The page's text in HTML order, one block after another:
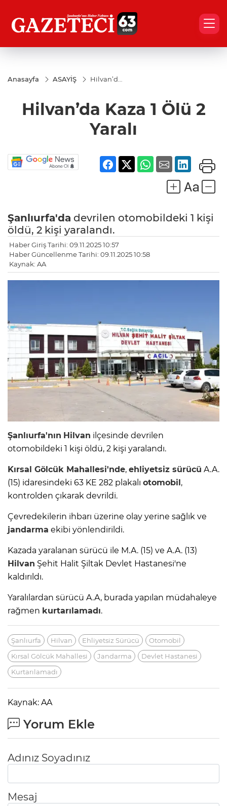
Anasayfa ASAYİŞ
Hilvan’da
Yaralı
Hilvan’da Kaza 1 Ölü 2
Yaralı
Şanlıurfa'da devrilen otomobildeki 1 kişi
öldü, 2 kişi yaralandı.
Haber Giriş Tarihi: 09.11.2025 10:57
Haber Güncellenme Tarihi: 09.11.2025 10:58
Kaynak: AA
Şanlıurfa'nın Hilvan ilçesinde devrilen
otomobildeki 1 kişi öldü, 2 kişi yaralandı.
Kırsal Gölcük Mahallesi'nde, ehliyetsiz sürücü A.A.
(15) idaresindeki 63 KE 282 plakalı otomobil,
kontrolden çıkarak devrildi.
Çevredekilerin ihbarı üzerine olay yerine sağlık ve
jandarma ekibi yönlendirildi.
Kazada yaralanan sürücü ile M.A. (15) ve A.A. (13)
Hilvan Şehit Halit Şiltak Devlet Hastanesi'ne
kaldırıldı.
Yaralılardan sürücü A.A, burada yapılan müdahaleye
rağmen kurtarılamadı.
Şanlıurfa Hilvan Ehliyetsiz Sürücü
Otomobil
Kırsal Gölcük Mahallesi
Jandarma
Devlet Hastanesi
Kurtarılamadı
Kaynak: AA
Yorum Ekle
Adınız Soyadınız
Mesaj